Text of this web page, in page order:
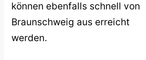
können ebenfalls schnell von
Braunschweig aus erreicht
werden.